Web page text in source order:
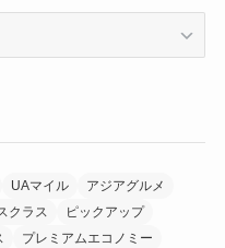
UAマイル
アジアグルメ
クラス
ピックアップ
プレミアムエコノミー